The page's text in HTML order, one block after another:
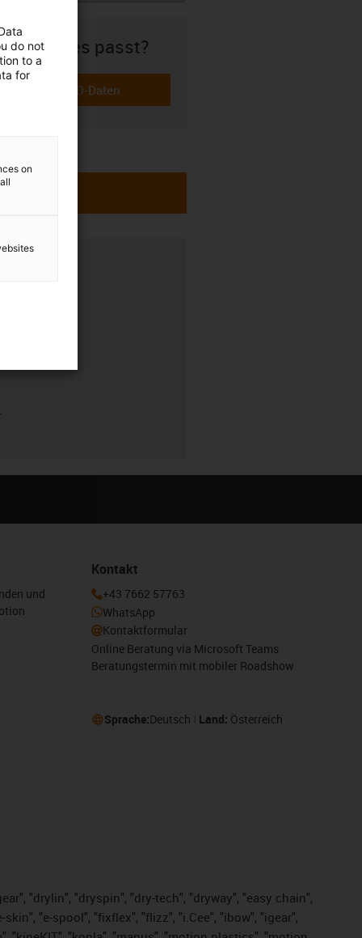
ob es passt?
icon-cad-dateien
Download CAD-Daten
und
Kontakt
+43 7662 57763
WhatsApp
Kontaktformular
Online Beratung via Microsoft Teams
Beratungstermin mit mobiler Roadshow
Sprache:Deutsch Land: Österreich
"drylin", "dryspin", "dry-tech", "dryway", "easy chain",
"e-spool", "fixflex", "flizz", "i.Cee", "ibow", "igear",
do not
to a
for
on